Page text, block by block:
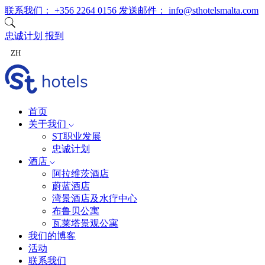
跳至内容
联系我们： +356 2264 0156 发送邮件： info@sthotelsmalta.com
忠诚计划 报到
ZH
首页
关于我们
ST职业发展
忠诚计划
酒店
阿拉维茨酒店
蔚蓝酒店
湾景酒店及水疗中心
布鲁贝公寓
瓦莱塔景观公寓
我们的博客
活动
联系我们